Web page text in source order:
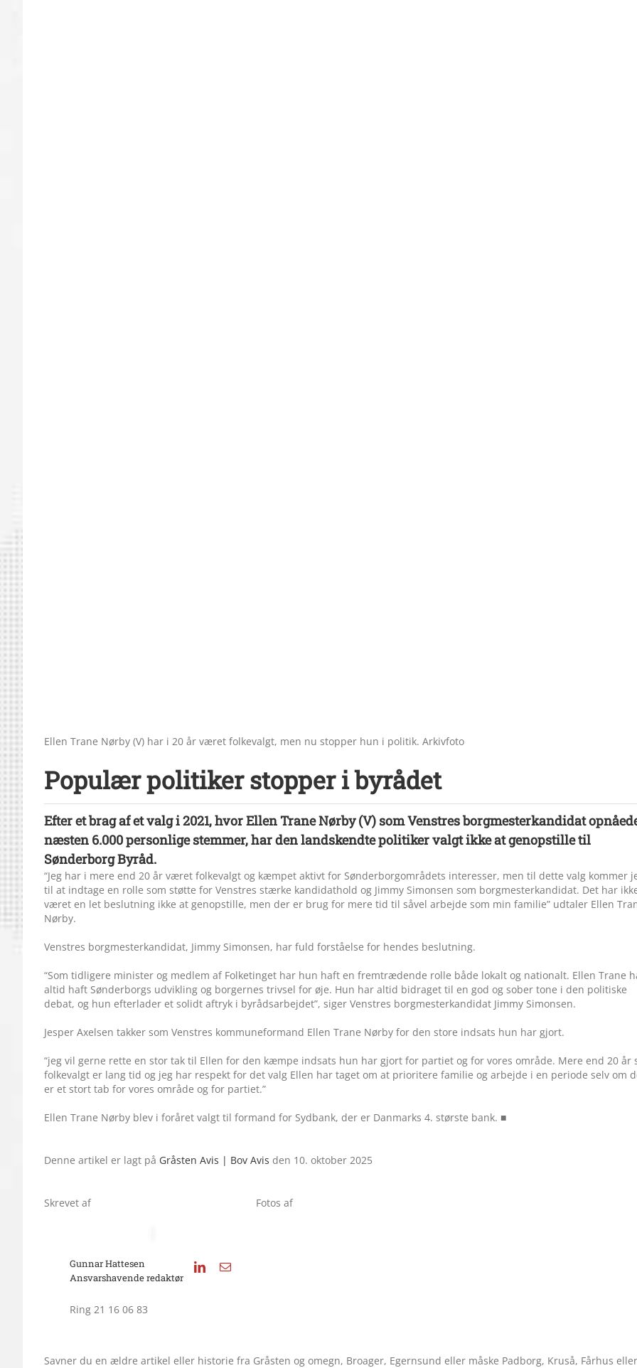
Ellen Trane Nørby (V) har i 20 år været folkevalgt, men nu stopper hun i politik. Arkivfoto
Populær politiker stopper i byrådet
Efter et brag af et valg i 2021, hvor Ellen Trane Nørby (V) som Venstres borgmesterkandidat
næsten 6.000 personlige stemmer, har den landskendte politiker valgt ikke at genopstille til
Sønderborg Byråd.
“Jeg har i mere end 20 år været folkevalgt og kæmpet aktivt for Sønderborgområdets interesser, men til dette valg kommer
til at indtage en rolle som støtte for Venstres stærke kandidathold og Jimmy Simonsen som borgmesterkandidat. Det har
været en let beslutning ikke at genopstille, men der er brug for mere tid til såvel arbejde som min familie” udtaler Ellen
Nørby.
Venstres borgmesterkandidat, Jimmy Simonsen, har fuld forståelse for hendes beslutning.
“Som tidligere minister og medlem af Folketinget har hun haft en fremtrædende rolle både lokalt og nationalt. Ellen Trane
altid haft Sønderborgs udvikling og borgernes trivsel for øje. Hun har altid bidraget til en god og sober tone i den politiske
debat, og hun efterlader et solidt aftryk i byrådsarbejdet”, siger Venstres borgmesterkandidat Jimmy Simonsen.
Jesper Axelsen takker som Venstres kommuneformand Ellen Trane Nørby for den store indsats hun har gjort.
“jeg vil gerne rette en stor tak til Ellen for den kæmpe indsats hun har gjort for partiet og for vores område. Mere end 20 år
folkevalgt er lang tid og jeg har respekt for det valg Ellen har taget om at prioritere familie og arbejde i en periode selv om
er et stort tab for vores område og for partiet.”
Ellen Trane Nørby blev i foråret valgt til formand for Sydbank, der er Danmarks 4. største bank. ■
Denne artikel er lagt på Gråsten Avis | Bov Avis den 10. oktober 2025
Skrevet af
Gunnar Hattesen
Ansvarshavende redaktør
Ring 21 16 06 83
Fotos af
Savner du en ældre artikel eller historie fra Gråsten og omegn, Broager, Egernsund eller måske Padborg, Kruså, Fårhus eller